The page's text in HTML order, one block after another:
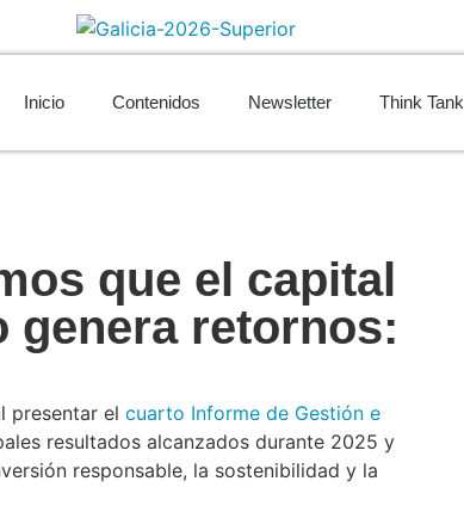
Inicio Contenidos Newsletter Think Tank
que el capital
genera retornos:
presentar elcuarto Informe de Gestión e
resultados alcanzados durante 2025 y
responsable, la sostenibilidad y la